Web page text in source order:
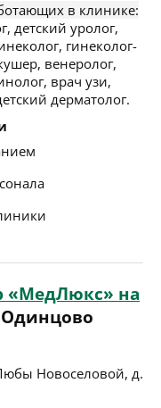
в клинике:
детский уролог,
гинеколог-
венеролог,
врач узи,
дерматолог.
«МедЛюкс» на
Новоселовой, д.